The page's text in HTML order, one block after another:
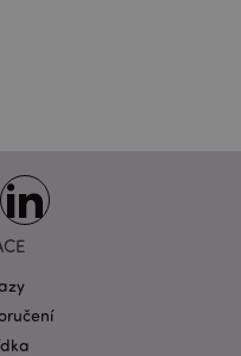
společnosti